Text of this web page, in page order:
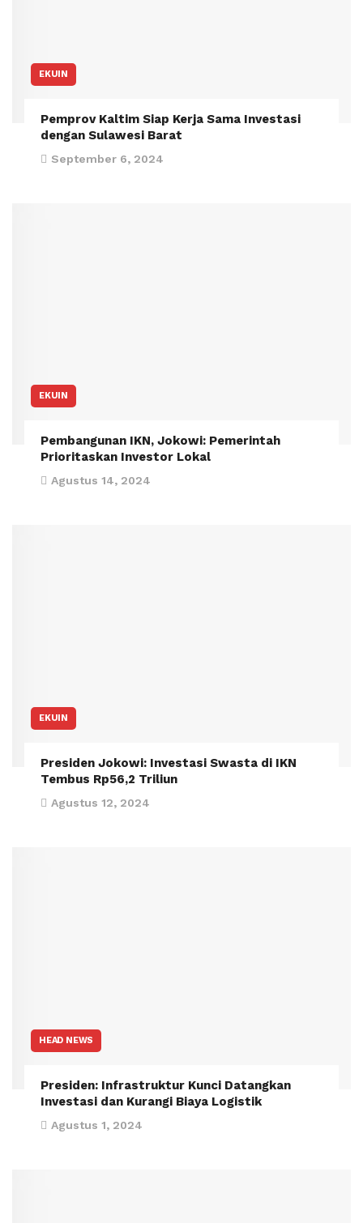
EKUIN
Pemprov Kaltim Siap Kerja Sama Investasi
dengan Sulawesi Barat
September 6, 2024
EKUIN
Pembangunan IKN, Jokowi: Pemerintah
Prioritaskan Investor Lokal
Agustus 14, 2024
EKUIN
Presiden Jokowi: Investasi Swasta di IKN
Tembus Rp56,2 Triliun
Agustus 12, 2024
HEAD NEWS
Presiden: Infrastruktur Kunci Datangkan
Investasi dan Kurangi Biaya Logistik
Agustus 1, 2024